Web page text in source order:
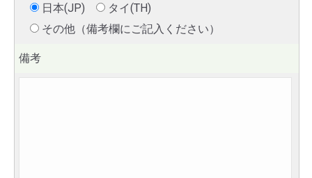
日本(JP)
タイ(TH)
その他（備考欄にご記入ください）
備考